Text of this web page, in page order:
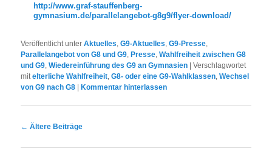
http://www.graf-stauffenberg-
gymnasium.de/parallelangebot-g8g9/flyer-download/
Veröffentlicht unter Aktuelles ,G9-Aktuelles ,G9-Presse
Parallelangebot von G8 und G9 ,Presse ,Wahlfreiheit zwischen G8
und G9 ,Wiedereinführung des G9 an Gymnasien |Verschlagwortet
mit elterliche Wahlfreiheit ,G8- oder eine G9-Wahlklassen ,Wechsel
von G9 nach G8 |Kommentar hinterlassen
Artikelnavigation
← Ältere Beiträge